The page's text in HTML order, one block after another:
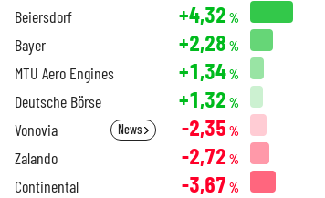
Beiersdorf +4,32 %
Bayer +2,28 %
MTU Aero Engines +1,34%
Deutsche Börse +1,32 %
Vonovia News -2,35 %
Zalando -2,72 %
Continental -3,67 %